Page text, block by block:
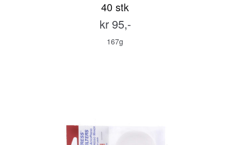
40 stk
kr 95,-
167g